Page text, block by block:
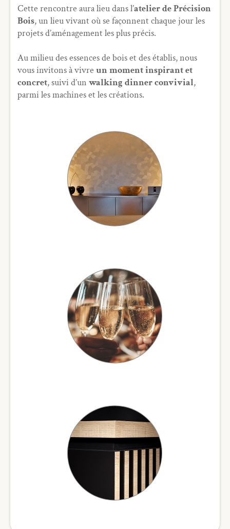
Cette rencontre aura lieu dans l’atelier de Précision
Bois, un lieu vivant où se façonnent chaque jour les
projets d’aménagement les plus précis.
Au milieu des essences de bois et des établis, nous
vous invitons à vivre un moment inspirant et
concret, suivi d’un walking dinner convivial,
parmi les machines et les créations.